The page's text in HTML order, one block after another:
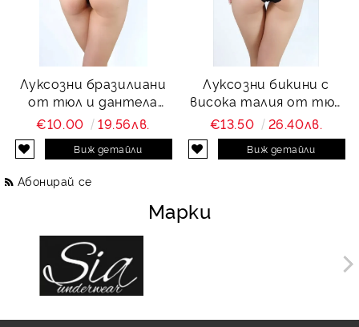
Луксозни бразилиани
от тюл и дантела
Charity
€10.00 19.56лв.
Виж детайли
Луксозни бикини с
висока талия от тюл
и дантела Charity
€13.50 26.40лв.
Виж детайли
Абонирай се
Марки